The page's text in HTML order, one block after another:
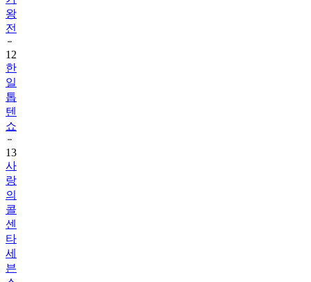
왕
전
12
한
일
톱
텐
쇼
13
사
랑
의
콜
센
타
세
븐